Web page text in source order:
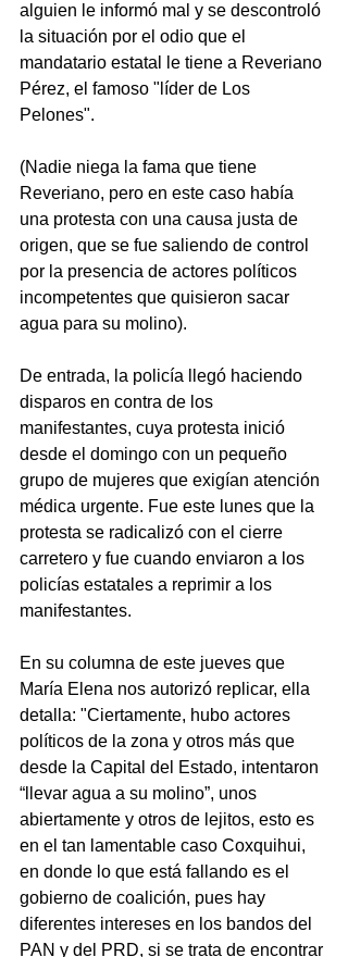
alguien le informó mal y se descontroló
la situación por el odio que el
mandatario estatal le tiene a Reveriano
Pérez, el famoso "líder de Los
Pelones".
(Nadie niega la fama que tiene
Reveriano, pero en este caso había
una protesta con una causa justa de
origen, que se fue saliendo de control
por la presencia de actores políticos
incompetentes que quisieron sacar
agua para su molino).
De entrada, la policía llegó haciendo
disparos en contra de los
manifestantes, cuya protesta inició
desde el domingo con un pequeño
grupo de mujeres que exigían atención
médica urgente. Fue este lunes que la
protesta se radicalizó con el cierre
carretero y fue cuando enviaron a los
policías estatales a reprimir a los
manifestantes.
En su columna de este jueves que
María Elena nos autorizó replicar, ella
detalla: "Ciertamente, hubo actores
políticos de la zona y otros más que
desde la Capital del Estado, intentaron
“llevar agua a su molino”, unos
abiertamente y otros de lejitos, esto es
en el tan lamentable caso Coxquihui,
en donde lo que está fallando es el
gobierno de coalición, pues hay
diferentes intereses en los bandos del
PAN y del PRD, si se trata de encontrar